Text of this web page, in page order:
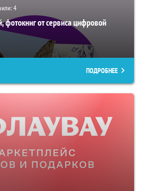
4
фотокниг от сервиса цифровой
ПОДРОБНЕЕ